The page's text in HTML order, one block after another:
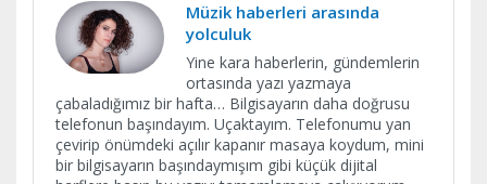
Müzik haberleri arasında
yolculuk
Yine kara haberlerin, gündemlerin
ortasında yazı yazmaya
çabaladığımız bir hafta… Bilgisayarın daha doğrusu
telefonun başındayım. Uçaktayım. Telefonumu yan
çevirip önümdeki açılır kapanır masaya koydum, mini
bir bilgisayarın başındaymışım gibi küçük dijital